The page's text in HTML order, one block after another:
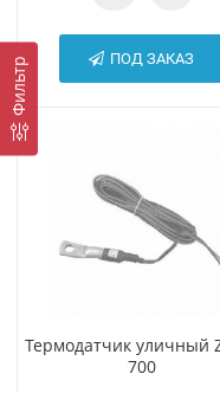
Фильтр ПОД ЗАКАЗ
Термодатчик уличный
700